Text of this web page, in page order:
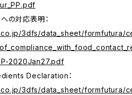
の対応表明：
3dfs/data_sheet/formfutura/
2020Jan27.pdf
Declaration：
3dfs/data_sheet/formfutura/